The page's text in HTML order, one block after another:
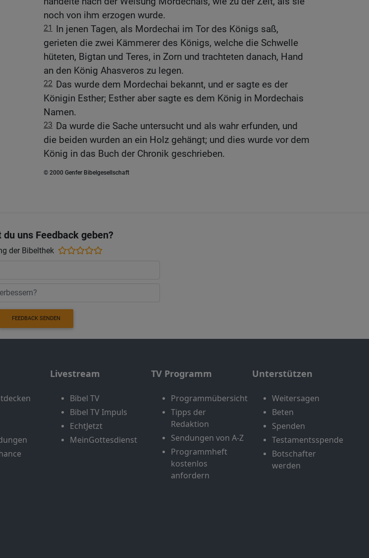
noch von ihm erzogen wurde.
21
In jenen Tagen, als Mordechai im Tor des Königs saß,
gerieten die zwei Kämmerer des Königs, welche die Schwelle
hüteten, Bigtan und Teres, in Zorn und trachteten danach, Hand
an den König Ahasveros zu legen.
22 Das wurde dem Mordechai bekannt, und er sagte es der
Königin Esther; Esther aber sagte es dem König in Mordechais
Namen.
23 Da wurde die Sache untersucht und als wahr erfunden, und
die beiden wurden an ein Holz gehängt; und dies wurde vor dem
König in das Buch der Chronik geschrieben.
© 2000 Genfer Bibelgesellschaft
uns Feedback geben?
der Bibelthek
FEEDBACK SENDEN
Livestream
Bibel TV
Bibel TV Impuls
EchtJetzt
MeinGottesdienst
TV Programm
Programmübersicht
Tipps der
Redaktion
Sendungen von A-Z
Programmheft
kostenlos
anfordern
Unterstützen
Weitersagen
Beten
Spenden
Testamentsspende
Botschafter
werden